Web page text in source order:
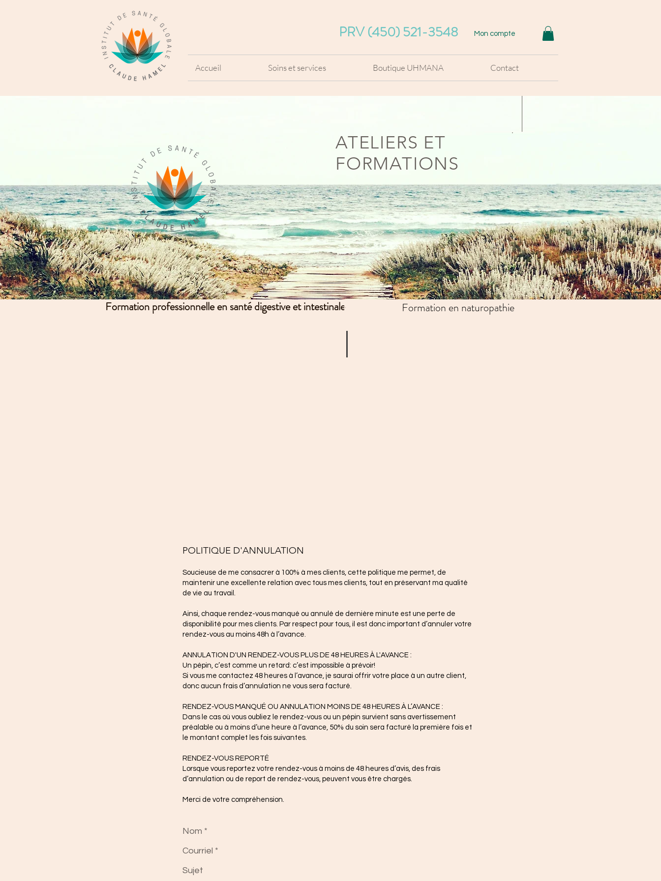
PRV (450) 521-3548 Mon compte
Accueil Soins et services Boutique UHMANA Contact
ATELIERS ET
FORMATIONS
Formation professionnelle en santé digestive et intestinale Formation en naturopathie
POLITIQUE D'ANNULATION
Soucieuse de me consacrer à 100% à mes clients, cette politique me permet, de
maintenir une excellente relation avec tous mes clients, tout en préservant ma qualité
de vie au travail.
Ainsi, chaque rendez-vous manqué ou annulé de dernière minute est une perte de
disponibilité pour mes clients. Par respect pour tous, il est donc important d’annuler votre
rendez-vous au moins 48h à l’avance.
ANNULATION D'UN RENDEZ-VOUS PLUS DE 48 HEURES À L'AVANCE :
Un pépin, c’est comme un retard: c’est impossible à prévoir!
Si vous me contactez 48 heures à l’avance, je saurai offrir votre place à un autre client,
donc aucun frais d’annulation ne vous sera facturé.
RENDEZ-VOUS MANQUÉ OU ANNULATION MOINS DE 48 HEURES À L’AVANCE :
Dans le cas où vous oubliez le rendez-vous ou un pépin survient sans avertissement
préalable ou à moins d’une heure à l’avance, 50% du soin sera facturé la première fois et
le montant complet les fois suivantes.
RENDEZ-VOUS REPORTÉ
Lorsque vous reportez votre rendez-vous à moins de 48 heures d’avis, des frais
d’annulation ou de report de rendez-vous, peuvent vous être chargés.
Merci de votre compréhension.